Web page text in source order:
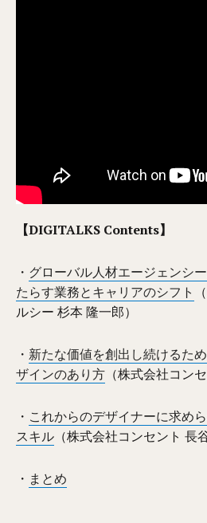
【DIGITALKS Contents】
・ グローバル人材エージェンシ
たらす業務とキャリアのシフト
ルシー 杉本 隆一郎）
・ 新たな価値を創出し続けるた
ザインのあり方 （株式会社コン
・ これからのデザイナーに求め
スキル （株式会社コンセント 長
・ まとめ